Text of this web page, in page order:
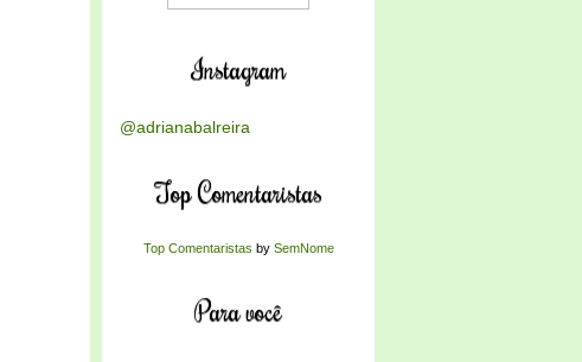
Instagram
@adrianabalreira
Top Comentaristas
Top Comentaristas by SemNome
Para você